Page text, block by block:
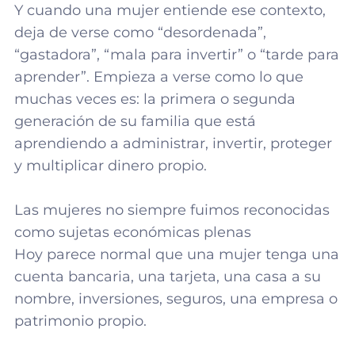
Y cuando una mujer entiende ese contexto,
deja de verse como “desordenada”,
“gastadora”, “mala para invertir” o “tarde para
aprender”. Empieza a verse como lo que
muchas veces es: la primera o segunda
generación de su familia que está
aprendiendo a administrar, invertir, proteger
y multiplicar dinero propio.
Las mujeres no siempre fuimos reconocidas
como sujetas económicas plenas
Hoy parece normal que una mujer tenga una
cuenta bancaria, una tarjeta, una casa a su
nombre, inversiones, seguros, una empresa o
patrimonio propio.